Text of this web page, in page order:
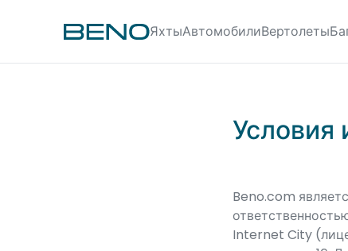
ЯхтыАвтомобилиВертолеты
Условия
Beno.com
Internet City